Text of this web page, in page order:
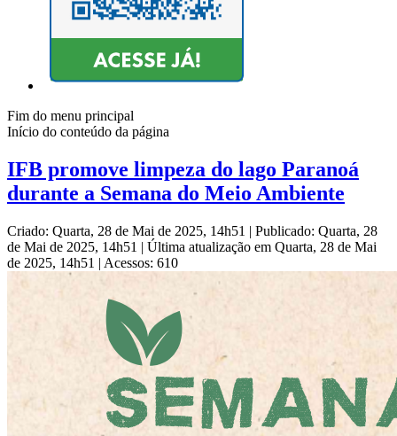
Fim do menu principal
Início do conteúdo da página
IFB promove limpeza do lago Paranoá
durante a Semana do Meio Ambiente
Criado: Quarta, 28 de Mai de 2025, 14h51 | Publicado: Quarta, 28
de Mai de 2025, 14h51 | Última atualização em Quarta, 28 de Mai
de 2025, 14h51 | Acessos: 610